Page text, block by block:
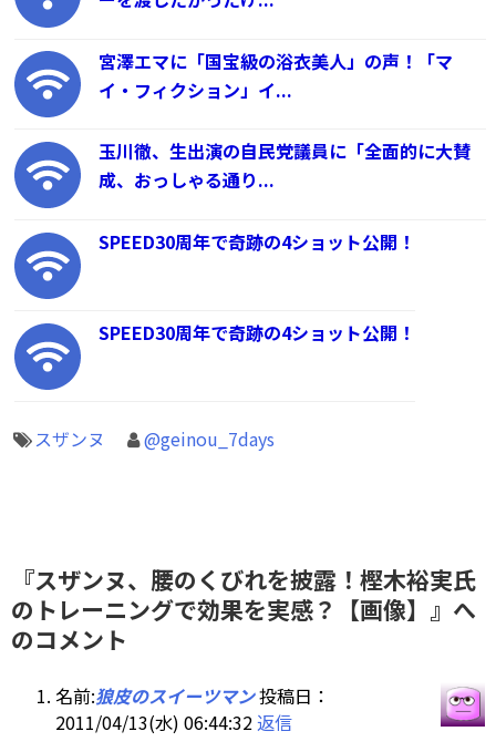
宮澤エマに「国宝級の浴衣美人」の声！「マ
イ・フィクション」イ...
玉川徹、生出演の自民党議員に「全面的に大賛
成、おっしゃる通り...
SPEED30周年で奇跡の4ショット公開！
SPEED30周年で奇跡の4ショット公開！
スザンヌ @geinou_7days
『スザンヌ、腰のくびれを披露！樫木裕実氏
のトレーニングで効果を実感？【画像】』へ
のコメント
名前:狼皮のスイーツマン投稿日：
2011/04/13(水) 06:44:32返信